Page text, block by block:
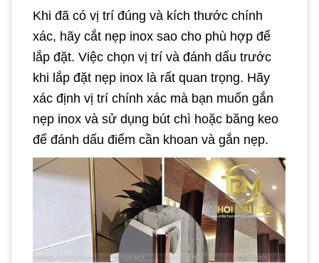
Khi đã có vị trí đúng và kích thước chính
xác, hãy cắt nẹp inox sao cho phù hợp để
lắp đặt. Việc chọn vị trí và đánh dấu trước
khi lắp đặt nẹp inox là rất quan trọng. Hãy
xác định vị trí chính xác mà bạn muốn gắn
nẹp inox và sử dụng bút chì hoặc băng keo
để đánh dấu điểm cần khoan và gắn nẹp.